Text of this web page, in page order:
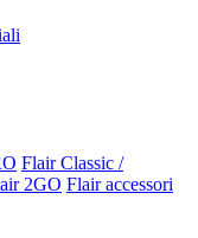
Flair Classic /
2GO Flair accessori